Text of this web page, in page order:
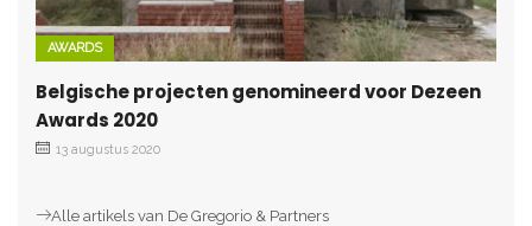
AWARDS
Belgische projecten genomineerd voor Dezeen
Awards 2020
13 augustus 2020
Alle artikels van De Gregorio & Partners